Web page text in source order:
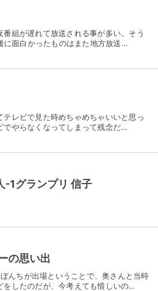
組が遅れて放送される事が多い。そう
に面白かったものはまた地方放送…
レビで見た時めちゃめちゃいいと思っ
でやらなくなってしまって残念だ…
-1グランプリ 信子
の思い出
んちが出場ということで、奥さんと当時
をしたのだが、今考えても惜しいの…